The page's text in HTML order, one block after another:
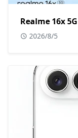
Realme 16x
2026/8/5